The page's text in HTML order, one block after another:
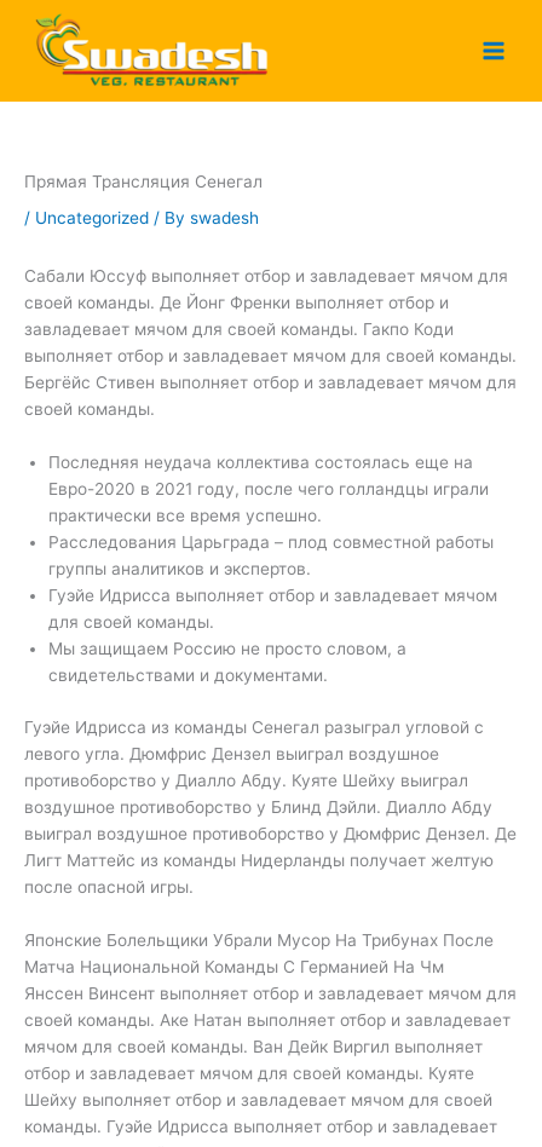
content
Прямая Трансляция Сенегал
/ Uncategorized / By swadesh
Сабали Юссуф выполняет отбор и завладевает мячом для
своей команды. Де Йонг Френки выполняет отбор и
завладевает мячом для своей команды. Гакпо Коди
выполняет отбор и завладевает мячом для своей команды.
Бергёйс Стивен выполняет отбор и завладевает мячом для
своей команды.
Последняя неудача коллектива состоялась еще на
Евро-2020 в 2021 году, после чего голландцы играли
практически все время успешно.
Расследования Царьграда – плод совместной работы
группы аналитиков и экспертов.
Гуэйе Идрисса выполняет отбор и завладевает мячом
для своей команды.
Мы защищаем Россию не просто словом, а
свидетельствами и документами.
Гуэйе Идрисса из команды Сенегал разыграл угловой с
левого угла. Дюмфрис Дензел выиграл воздушное
противоборство у Диалло Абду. Куяте Шейху выиграл
воздушное противоборство у Блинд Дэйли. Диалло Абду
выиграл воздушное противоборство у Дюмфрис Дензел. Де
Лигт Маттейс из команды Нидерланды получает желтую
после опасной игры.
Японские Болельщики Убрали Мусор На Трибунах После
Матча Национальной Команды С Германией На Чм
Янссен Винсент выполняет отбор и завладевает мячом для
своей команды. Аке Натан выполняет отбор и завладевает
мячом для своей команды. Ван Дейк Виргил выполняет
отбор и завладевает мячом для своей команды. Куяте
Шейху выполняет отбор и завладевает мячом для своей
команды. Гуэйе Идрисса выполняет отбор и завладевает